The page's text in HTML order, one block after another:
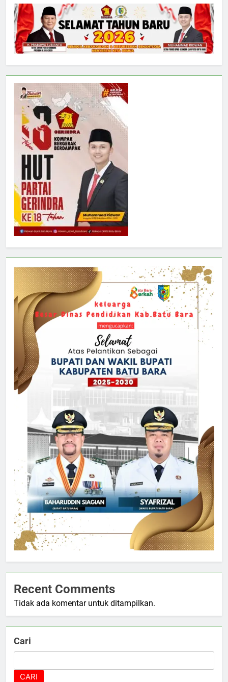
Recent Comments
Tidak ada komentar untuk ditampilkan.
Cari
CARI